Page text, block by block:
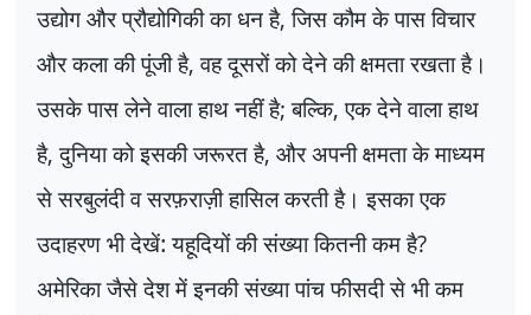
उद्योग और प्रौद्योगिकी का धन है,जिस कौम के पास विचार
और कला की पूंजी है,वह दूसरों को देने की क्षमता रखता है।
उसके पास लेने वाला हाथ नहीं है;बल्कि,एक देने वाला हाथ
है,दुनिया को इसकी जरूरत है, और अपनी क्षमता के माध्यम
से सरबुलंदी व सरफ़राज़ी हासिल करती है। इसका एक
उदाहरण भी देखें: यहूदियों की संख्या कितनी कम है?
अमेरिका जैसे देश में इनकी संख्या पांच फीसदी से भी कम